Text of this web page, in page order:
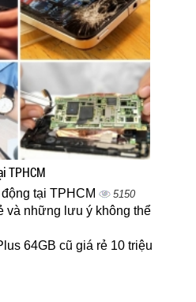
TPHCM
tại TPHCM 5150
và những lưu ý không thể
64GB cũ giá rẻ 10 triệu